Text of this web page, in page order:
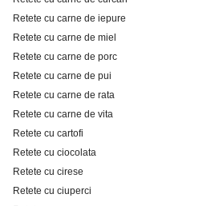
Retete cu carne de iepure
Retete cu carne de miel
Retete cu carne de porc
Retete cu carne de pui
Retete cu carne de rata
Retete cu carne de vita
Retete cu cartofi
Retete cu ciocolata
Retete cu cirese
Retete cu ciuperci